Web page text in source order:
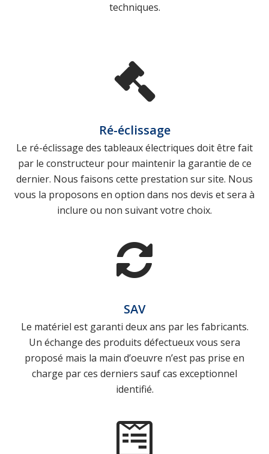
techniques.
Ré-éclissage
Le ré-éclissage des tableaux électriques doit être fait
par le constructeur pour maintenir la garantie de ce
dernier. Nous faisons cette prestation sur site. Nous
vous la proposons en option dans nos devis et sera à
inclure ou non suivant votre choix.
SAV
Le matériel est garanti deux ans par les fabricants.
Un échange des produits défectueux vous sera
proposé mais la main d’oeuvre n’est pas prise en
charge par ces derniers sauf cas exceptionnel
identifié.